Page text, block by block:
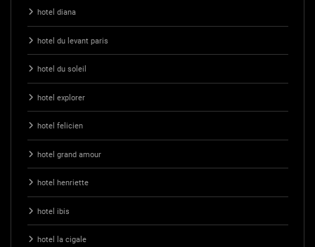
hotel diana
hotel du levant paris
hotel du soleil
hotel explorer
hotel felicien
hotel grand amour
hotel henriette
hotel ibis
hotel la cigale